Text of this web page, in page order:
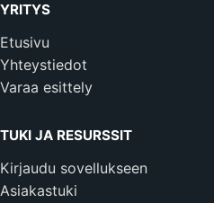
YRITYS
Etusivu
Yhteystiedot
Varaa esittely
TUKI JA RESURSSIT
Kirjaudu sovellukseen
Asiakastuki